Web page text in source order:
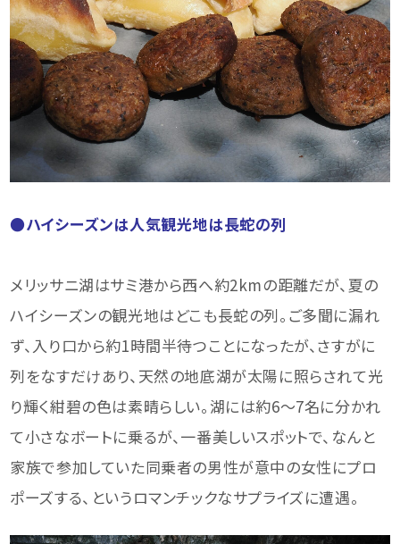
●ハイシーズンは人気観光地は長蛇の列
メリッサニ湖はサミ港から西へ約2kmの距離だが、夏の
ハイシーズンの観光地はどこも長蛇の列。ご多聞に漏れ
ず、入り口から約1時間半待つことになったが、さすがに
列をなすだけあり、天然の地底湖が太陽に照らされて光
り輝く紺碧の色は素晴らしい。湖には約6～7名に分かれ
て小さなボートに乗るが、一番美しいスポットで、なんと
家族で参加していた同乗者の男性が意中の女性にプロ
ポーズする、というロマンチックなサプライズに遭遇。